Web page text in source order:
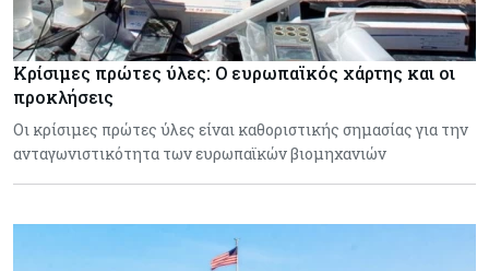
Κρίσιμες πρώτες ύλες: Ο ευρωπαϊκός χάρτης και οι
προκλήσεις
Οι κρίσιμες πρώτες ύλες είναι καθοριστικής σημασίας για την
ανταγωνιστικότητα των ευρωπαϊκών βιομηχανιών